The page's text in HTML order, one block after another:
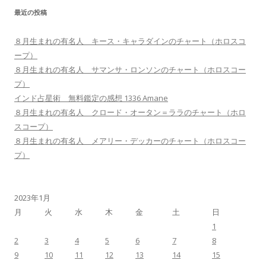
最近の投稿
８月生まれの有名人 キース・キャラダインのチャート（ホロスコ
ープ）
８月生まれの有名人 サマンサ・ロンソンのチャート（ホロスコー
プ）
インド占星術 無料鑑定の感想 1336 Amane
８月生まれの有名人 クロード・オータン＝ララのチャート（ホロ
スコープ）
８月生まれの有名人 メアリー・デッカーのチャート（ホロスコー
プ）
2023年1月
月
火 水 木 金 土
日
1
2
3 4 5 6 7
8
9
10 11 12 13 14 15